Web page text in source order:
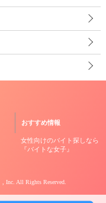
おすすめ情報
女性向けのバイト探しなら
『バイトな女子』
, Inc. All Rights Reserved.